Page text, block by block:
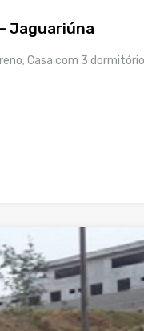
Jaguariúna
Casa com 3